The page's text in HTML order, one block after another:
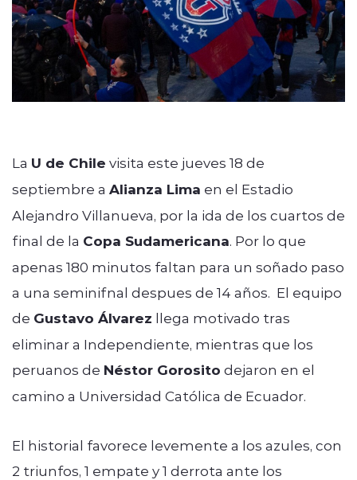
modo claro
La U de Chile visita este jueves 18 de
septiembre a Alianza Lima en el Estadio
Alejandro Villanueva, por la ida de los cuartos de
final de la Copa Sudamericana. Por lo que
apenas 180 minutos faltan para un soñado paso
a una seminifnal despues de 14 años. El equipo
de Gustavo Álvarez llega motivado tras
eliminar a Independiente, mientras que los
peruanos de Néstor Gorosito dejaron en el
camino a Universidad Católica de Ecuador.
El historial favorece levemente a los azules, con
2 triunfos, 1 empate y 1 derrota ante los